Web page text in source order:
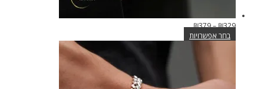
₪329
–
₪379 טווח
מחירים:בחר אפשרויות